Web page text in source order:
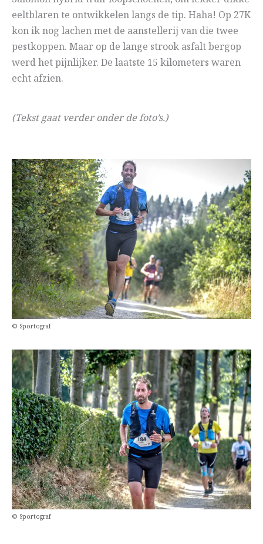
eeltblaren te ontwikkelen langs de tip. Haha! Op 27K
kon ik nog lachen met de aanstellerij van die twee
pestkoppen. Maar op de lange strook asfalt bergop
werd het pijnlijker. De laatste 15 kilometers waren
echt afzien.
(Tekst gaat verder onder de foto’s.)
© Sportograf
© Sportograf